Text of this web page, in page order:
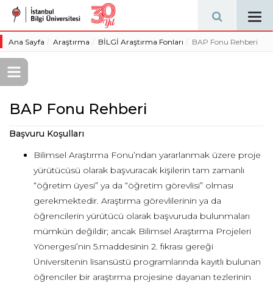
Ana Sayfa Araştırma BİLGİ Araştırma Fonları BAP Fonu Rehberi
BAP Fonu Rehberi
Başvuru Koşulları
Bilimsel Araştırma Fonu’ndan yararlanmak üzere proje
yürütücüsü olarak başvuracak kişilerin tam zamanlı
“öğretim üyesi” ya da “öğretim görevlisi” olması
gerekmektedir. Araştırma görevlilerinin ya da
öğrencilerin yürütücü olarak başvuruda bulunmaları
mümkün değildir; ancak Bilimsel Araştırma Projeleri
Yönergesi’nin 5.maddesinin 2. fıkrası gereği
Üniversitenin lisansüstü programlarında kayıtlı bulunan
öğrenciler bir araştırma projesine dayanan tezlerinin